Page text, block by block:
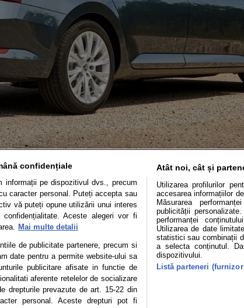
Test drive Mașini electrice Utile Video
Politica de cookies
| Citarea se poate face în limita a 250 de semne. Nicio
nu poate reproduce integral scrierile publicistice
confidențiale
pe dispozitivul dvs., precum
caracter personal. Puteți accepta sau
vă puteți opune utilizării unui interes
Aceste alegeri vor fi
Mai multe detalii
de publicitate partenere, precum si
date pentru a permite website-ului sa
publicitare afisate in functie de
aferente retelelor de socializare
drepturile prevazute de art. 15-22 din
personal. Aceste drepturi pot fi
Atât noi, cât și
Utilizarea profilurilor
accesarea informațiilor
Măsurarea
publicității
performanței
Utilizarea de date
statistici sau combinații
a selecta conținutul.
dispozitivului.
Listă parteneri